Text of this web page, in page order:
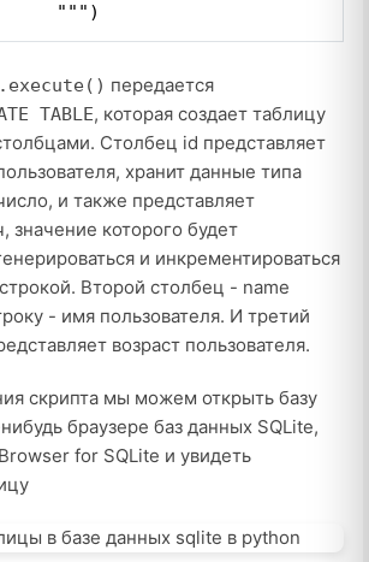
""" )
передается
TABLE, которая создает таблицу
Столбец id представляет
хранит данные типа
и также представляет
значение которого будет
и инкрементироваться
Второй столбец - name
- имя пользователя. И третий
возраст пользователя.
скрипта мы можем открыть базу
браузере баз данных SQLite,
for SQLite и увидеть